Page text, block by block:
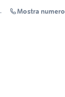
Mostra numero